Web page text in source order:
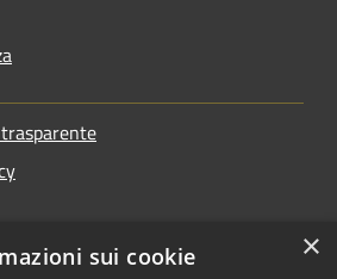
×
sui cookie